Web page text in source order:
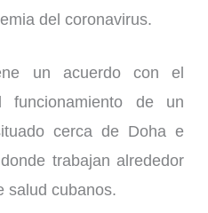
del coronavirus.
un acuerdo con el
de un
cerca de Doha e
trabajan alrededor
salud cubanos.